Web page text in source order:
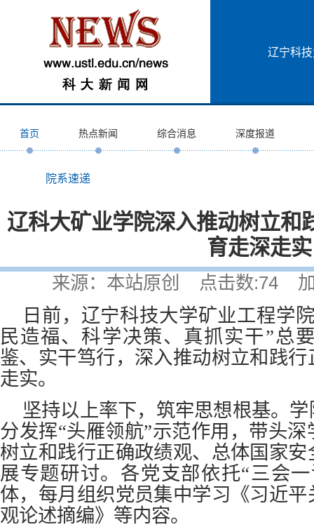
辽宁科
首页 热点新闻 综合消息 深度报道
院系速递
辽科大矿业学院深入推动树立和
育走深走实
来源：本站原创 点击数:74 加
日前，辽宁科技大学矿业工程学
民造福、科学决策、真抓实干”总
鉴、实干笃行，深入推动树立和践
走实。
坚持以上率下，筑牢思想根基。
分发挥“头雁领航”示范作用，带头
树立和践行正确政绩观、总体国家
展专题研讨。各党支部依托“三会
体，每月组织党员集中学习《习近
观论述摘编》等内容。